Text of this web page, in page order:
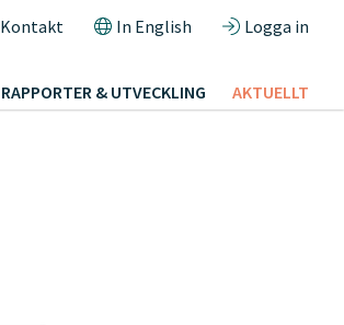
Kontakt In English Logga in
RAPPORTER & UTVECKLING AKTUELLT